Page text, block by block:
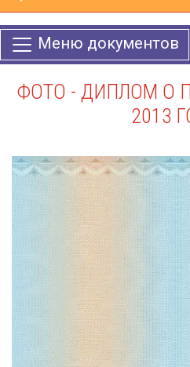
Меню документов
ФОТО - ДИПЛОМ О
2013